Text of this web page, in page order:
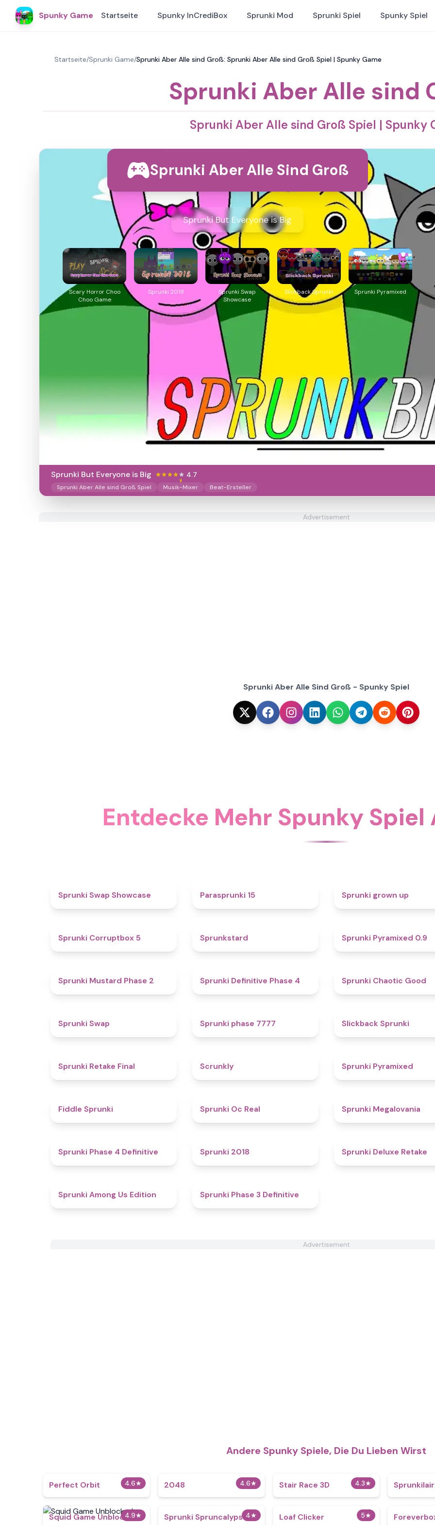
Spunky Game Startseite Spunky InCrediBox Sprunki Mod Sprunki Spiel Spunky Spiel
Startseite/Sprunki Game/Sprunki Aber Alle sind Groß: Sprunki Aber Alle sind Groß Spiel | Spunky Game
Sprunki Aber Alle sind
Sprunki Aber Alle sind Groß Spiel | Spunky
Sprunki Aber Alle Sind Groß
Sprunki But Everyone is Big
Scary Horror Choo
Choo Game
Sprunki 2018
Sprunki Swap
Showcase
Slickback Sprunki Sprunki Pyramixed
Sprunki But Everyone is Big 4.7
Sprunki Aber Alle sind Groß Spiel Musik-Mixer Beat-Ersteller
Advertisement
Sprunki Aber Alle Sind Groß - Spunky Spiel
Entdecke Mehr Spunky
Sprunki Swap Showcase Parasprunki 15 Sprunki grown up
Sprunki Corruptbox 5 Sprunkstard Sprunki Pyramixed 0.9
Sprunki Mustard Phase 2 Sprunki Definitive Phase 4 Sprunki Chaotic Good
Sprunki Swap Sprunki phase 7777 Slickback Sprunki
Sprunki Retake Final Scrunkly Sprunki Pyramixed
Fiddle Sprunki Sprunki Oc Real Sprunki Megalovania
Sprunki Phase 4 Definitive Sprunki 2018 Sprunki Deluxe Retake
Sprunki Among Us Edition Sprunki Phase 3 Definitive
Advertisement
Andere Spunky Spiele, Die Du Lieben Wirst
4.6★
Perfect Orbit 4.6★
2048 4.3★
Stair Race 3D
4.9★
Squid Game Unblocked 4★
Sprunki Spruncalypse 5★
Loaf Clicker